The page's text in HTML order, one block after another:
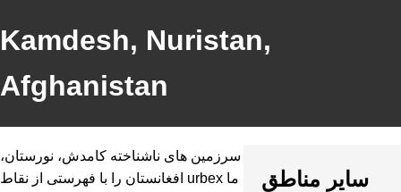
Kamdesh, Nuristan,
Afghanistan
سرزمین های ناشناخته کامدش، نورستان،
افغانستان را با فهرستی از نقاط urbex ما
سایر مناطق